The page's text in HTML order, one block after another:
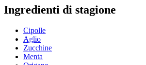
Ingredienti di stagione
Cipolle
Aglio
Zucchine
Menta